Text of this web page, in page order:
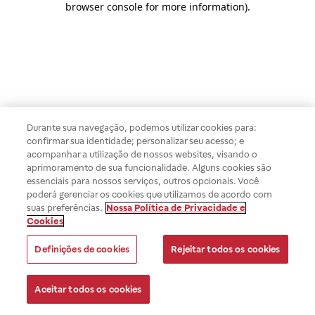
browser console for more information).
Durante sua navegação, podemos utilizar cookies para:
confirmar sua identidade; personalizar seu acesso; e
acompanhar a utilização de nossos websites, visando o
aprimoramento de sua funcionalidade. Alguns cookies são
essenciais para nossos serviços, outros opcionais. Você
poderá gerenciar os cookies que utilizamos de acordo com
suas preferências. Nossa Política de Privacidade e
Cookies
Definições de cookies Rejeitar todos os cookies
Aceitar todos os cookies